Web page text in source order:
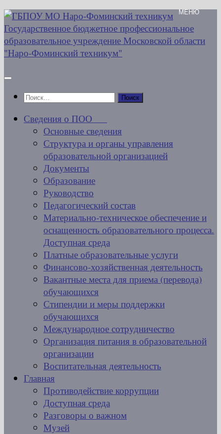
Перейти
к
содержимому
Найти:
Сведения о ПОО
Основные сведения
Структура и органы управления
образовательной организацией
Документы
Образование
Руководство
Педагогический состав
Материально-техническое обеспечение и
оснащенность образовательного процесса.
Доступная среда
Платные образовательные услуги
Финансово-хозяйственная деятельность
Вакантные места для приема (перевода)
обучающихся
Стипендии и меры поддержки
обучающихся
Международное сотрудничество
Организация питания в образовательной
организации
Воспитательная деятельность
Главная
Противодействие коррупции
Доступная среда
Разговоры о важном
Музей